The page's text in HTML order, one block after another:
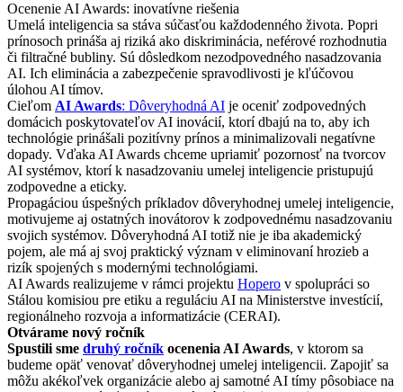
Ocenenie AI Awards: inovatívne riešenia
Umelá inteligencia sa stáva súčasťou každodenného života. Popri
prínosoch prináša aj riziká ako diskriminácia, neférové rozhodnutia
či filtračné bubliny. Sú dôsledkom nezodpovedného nasadzovania
AI. Ich eliminácia a zabezpečenie spravodlivosti je kľúčovou
úlohou AI tímov.
Cieľom AI Awards: Dôveryhodná AI je oceniť zodpovedných
domácich poskytovateľov AI inovácií, ktorí dbajú na to, aby ich
technológie prinášali pozitívny prínos a minimalizovali negatívne
dopady. Vďaka AI Awards chceme upriamiť pozornosť na tvorcov
AI systémov, ktorí k nasadzovaniu umelej inteligencie pristupujú
zodpovedne a eticky.
Propagáciou úspešných príkladov dôveryhodnej umelej inteligencie,
motivujeme aj ostatných inovátorov k zodpovednému nasadzovaniu
svojich systémov. Dôveryhodná AI totiž nie je iba akademický
pojem, ale má aj svoj praktický význam v eliminovaní hrozieb a
rizík spojených s modernými technológiami.
AI Awards realizujeme v rámci projektu Hopero v spolupráci so
Stálou komisiou pre etiku a reguláciu AI na Ministerstve investícií,
regionálneho rozvoja a informatizácie (CERAI).
Otvárame nový ročník
Spustili sme druhý ročník ocenenia AI Awards, v ktorom sa
budeme opäť venovať dôveryhodnej umelej inteligencii. Zapojiť sa
môžu akékoľvek organizácie alebo aj samotné AI tímy pôsobiace na